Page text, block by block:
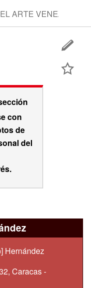
con
de
del
Hernández
Caracas -